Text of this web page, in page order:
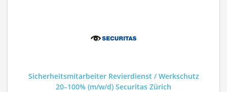
Sicherheitsmitarbeiter Revierdienst / Werkschutz
20–100% (m/w/d) Securitas Zürich